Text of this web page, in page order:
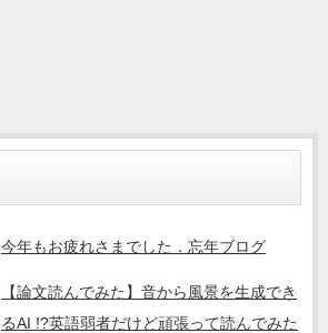
今年もお疲れさまでした．忘年ブログ
【論文読んでみた】音から風景を生成でき
るAI !?英語弱者だけど頑張って読んでみた